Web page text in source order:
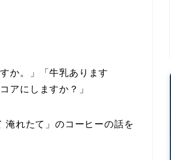
か。」「牛乳あります
アにしますか？」
淹れたて」のコーヒーの話を